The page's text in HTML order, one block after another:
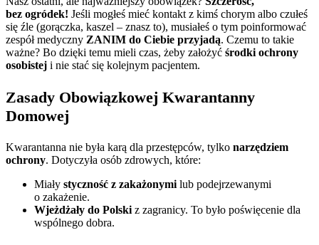
bez ogródek! Jeśli mogłeś mieć kontakt z kimś chorym albo czułeś
się źle (gorączka, kaszel – znasz to), musiałeś o tym poinformować
zespół medyczny ZANIM do Ciebie przyjadą. Czemu to takie
ważne? Bo dzięki temu mieli czas, żeby założyć środki ochrony
osobistej i nie stać się kolejnym pacjentem.
Zasady Obowiązkowej Kwarantanny
Domowej
Kwarantanna nie była karą dla przestępców, tylko narzędziem
ochrony. Dotyczyła osób zdrowych, które:
Miały styczność z zakażonymi lub podejrzewanymi
o zakażenie.
Wjeżdżały do Polski z zagranicy. To było poświęcenie dla
wspólnego dobra.